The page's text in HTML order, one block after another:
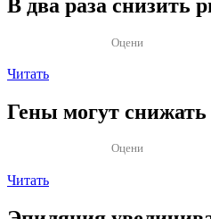
В два раза снизить
Оцени
Читать
Гены могут снижать
Оцени
Читать